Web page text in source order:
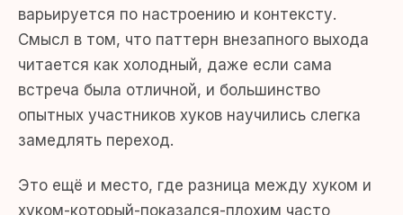
варьируется по настроению и контексту.
Смысл в том, что паттерн внезапного выхода
читается как холодный, даже если сама
встреча была отличной, и большинство
опытных участников хуков научились слегка
замедлять переход.
Это ещё и место, где разница между хуком и
хуком-который-показался-плохим часто